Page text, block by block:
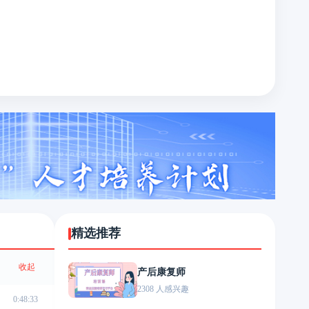
收起
0:48:33
精选推荐
产后康复师
2308 人感兴趣